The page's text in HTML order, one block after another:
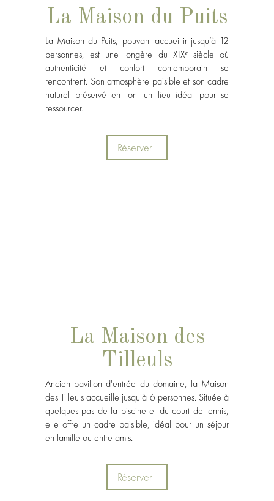
La Maison du Puits
La Maison du Puits, pouvant accueillir jusqu’à 12
personnes, est une longère du XIXᵉ siècle où
authenticité et confort contemporain se
rencontrent. Son atmosphère paisible et son cadre
naturel préservé en font un lieu idéal pour se
ressourcer.
Réserver
La Maison des
Tilleuls
Ancien pavillon d'entrée du domaine, la Maison
des Tilleuls accueille jusqu'à 6 personnes. Située à
quelques pas de la piscine et du court de tennis,
elle offre un cadre paisible, idéal pour un séjour
en famille ou entre amis.
Réserver